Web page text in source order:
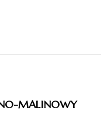
MALINOWY